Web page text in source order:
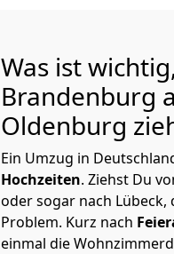
Was ist
Brandenburg
Oldenburg
Ein Umzug in
Hochzeiten. Ziehst Du
oder sogar nach
Problem. Kurz nach
einmal die